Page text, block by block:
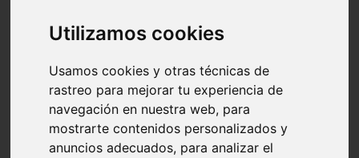
Utilizamos cookies
Usamos cookies y otras técnicas de
rastreo para mejorar tu experiencia de
navegación en nuestra web, para
mostrarte contenidos personalizados y
anuncios adecuados, para analizar el
▷ Zona Azul Córdoba 《 Horarios y Tarifas 2024 》